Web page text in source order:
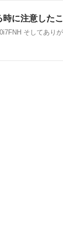
時に注意した